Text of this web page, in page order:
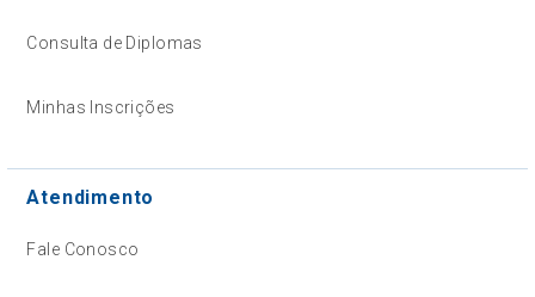
Consulta de Diplomas
Minhas Inscrições
Atendimento
Fale Conosco